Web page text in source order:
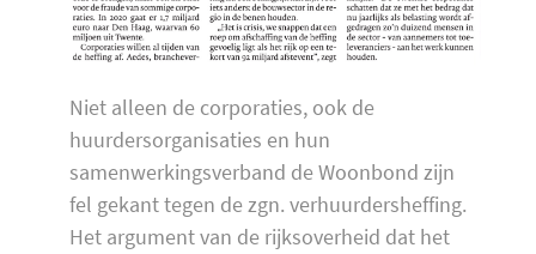
Niet alleen de corporaties, ook de
huurdersorganisaties en hun
samenwerkingsverband de Woonbond zijn
fel gekant tegen de zgn. verhuurdersheffing.
Het argument van de rijksoverheid dat het